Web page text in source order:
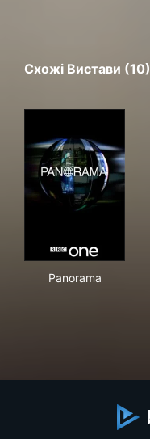
Схожі Вистави (10)
Panorama